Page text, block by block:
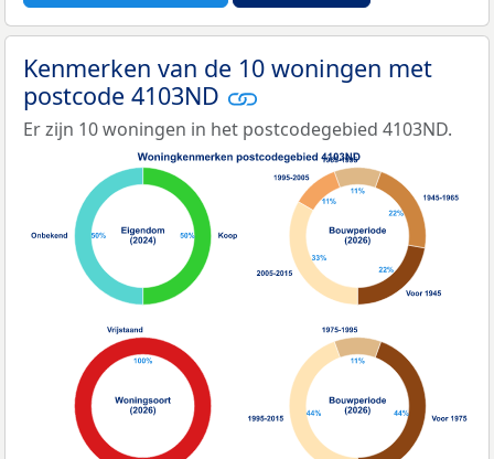
Kenmerken van de 10 woningen met
postcode 4103ND
Er zijn 10 woningen in het postcodegebied 4103ND.